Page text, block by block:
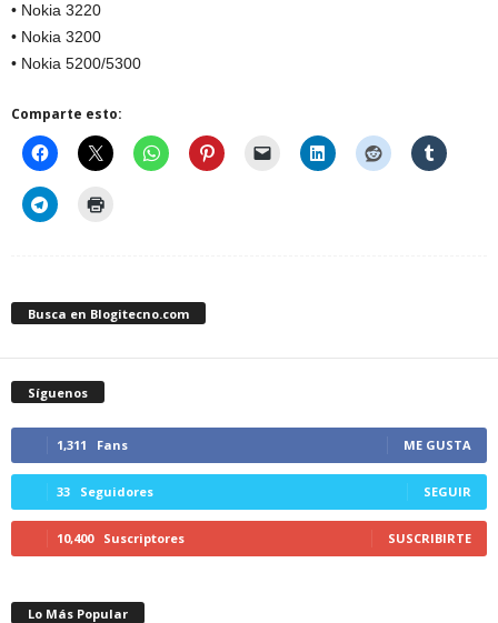
• Nokia 3220
• Nokia 3200
• Nokia 5200/5300
Comparte esto:
Busca en Blogitecno.com
Síguenos
1,311 Fans ME GUSTA
33 Seguidores SEGUIR
10,400 Suscriptores SUSCRIBIRTE
Lo Más Popular